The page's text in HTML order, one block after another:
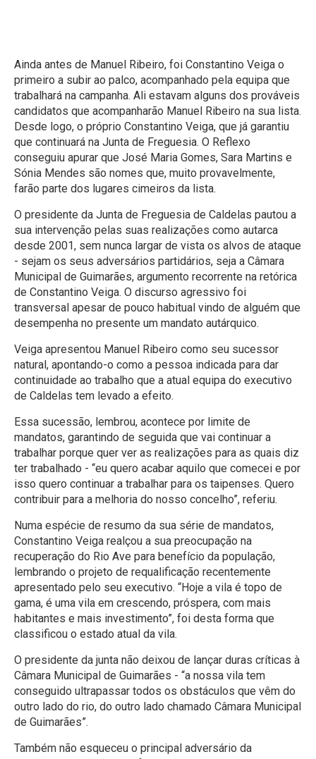
Ainda antes de Manuel Ribeiro, foi Constantino Veiga o
primeiro a subir ao palco, acompanhado pela equipa que
trabalhará na campanha. Ali estavam alguns dos prováveis
candidatos que acompanharão Manuel Ribeiro na sua lista.
Desde logo, o próprio Constantino Veiga, que já garantiu
que continuará na Junta de Freguesia. O Reflexo
conseguiu apurar que José Maria Gomes, Sara Martins e
Sónia Mendes são nomes que, muito provavelmente,
farão parte dos lugares cimeiros da lista.
O presidente da Junta de Freguesia de Caldelas pautou a
sua intervenção pelas suas realizações como autarca
desde 2001, sem nunca largar de vista os alvos de ataque
- sejam os seus adversários partidários, seja a Câmara
Municipal de Guimarães, argumento recorrente na retórica
de Constantino Veiga. O discurso agressivo foi
transversal apesar de pouco habitual vindo de alguém que
desempenha no presente um mandato autárquico.
Veiga apresentou Manuel Ribeiro como seu sucessor
natural, apontando-o como a pessoa indicada para dar
continuidade ao trabalho que a atual equipa do executivo
de Caldelas tem levado a efeito.
Essa sucessão, lembrou, acontece por limite de
mandatos, garantindo de seguida que vai continuar a
trabalhar porque quer ver as realizações para as quais diz
ter trabalhado - “eu quero acabar aquilo que comecei e por
isso quero continuar a trabalhar para os taipenses. Quero
contribuir para a melhoria do nosso concelho”, referiu.
Numa espécie de resumo da sua série de mandatos,
Constantino Veiga realçou a sua preocupação na
recuperação do Rio Ave para benefício da população,
lembrando o projeto de requalificação recentemente
apresentado pelo seu executivo. “Hoje a vila é topo de
gama, é uma vila em crescendo, próspera, com mais
habitantes e mais investimento”, foi desta forma que
classificou o estado atual da vila.
O presidente da junta não deixou de lançar duras críticas à
Câmara Municipal de Guimarães - “a nossa vila tem
conseguido ultrapassar todos os obstáculos que vêm do
outro lado do rio, do outro lado chamado Câmara Municipal
de Guimarães”.
Também não esqueceu o principal adversário da